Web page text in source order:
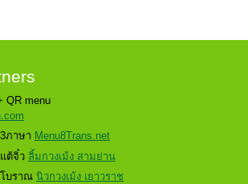
QR menu
ภาษา Menu8Trans.net
ต้จิ๋ว ลิ้มกวงเม้ง สามย่าน
บราณ นิวกวงเม้ง เยาวราช